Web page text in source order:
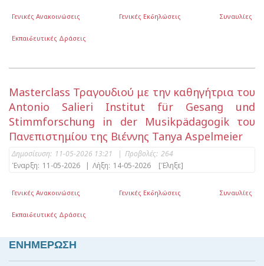
Γενικές Ανακοινώσεις Γενικές Εκδηλώσεις Συναυλίες
Εκπαιδευτικές Δράσεις
Masterclass Τραγουδιού με την καθηγήτρια του
Antonio Salieri Institut für Gesang und
Stimmforschung in der Musikpädagogik του
Πανεπιστημίου της Βιέννης Tanya Aspelmeier
Δημοσίευση: 11-05-2026 13:21 | Προβολές: 264
Έναρξη: 11-05-2026 | Λήξη: 14-05-2026 [Έληξε]
Γενικές Ανακοινώσεις Γενικές Εκδηλώσεις Συναυλίες
Εκπαιδευτικές Δράσεις
ΕΝΗΜΕΡΩΣΗ